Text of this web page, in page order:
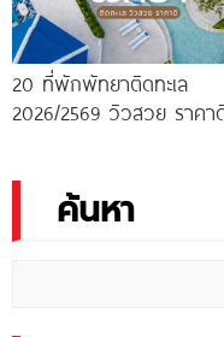
20 ที่พักพัทยาติดทะเล
2026/2569 วิวสวย ราคา
ค้นหา